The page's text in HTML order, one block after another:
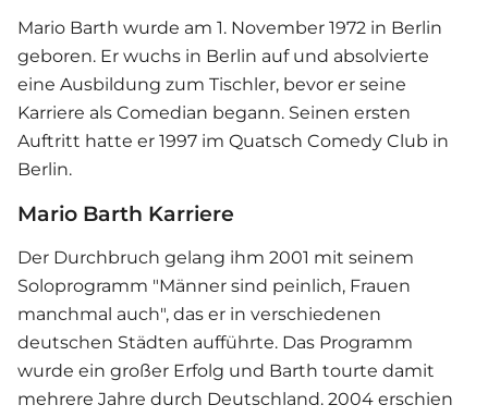
Mario Barth wurde am 1. November 1972 in Berlin
geboren. Er wuchs in Berlin auf und absolvierte
eine Ausbildung zum Tischler, bevor er seine
Karriere als Comedian begann. Seinen ersten
Auftritt hatte er 1997 im Quatsch Comedy Club in
Berlin.
Mario Barth Karriere
Der Durchbruch gelang ihm 2001 mit seinem
Soloprogramm "Männer sind peinlich, Frauen
manchmal auch", das er in verschiedenen
deutschen Städten aufführte. Das Programm
wurde ein großer Erfolg und Barth tourte damit
mehrere Jahre durch Deutschland. 2004 erschien